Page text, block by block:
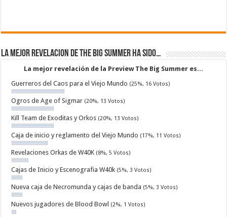
La mejor revelacion de The Big Summer ha sido…
La mejor revelación de la Preview The Big Summer es...
Guerreros del Caos para el Viejo Mundo (25%, 16 Votos)
Ogros de Age of Sigmar (20%, 13 Votos)
Kill Team de Exoditas y Orkos (20%, 13 Votos)
Caja de inicio y reglamento del Viejo Mundo (17%, 11 Votos)
Revelaciones Orkas de W40K (8%, 5 Votos)
Cajas de Inicio y Escenografia W40k (5%, 3 Votos)
Nueva caja de Necromunda y cajas de banda (5%, 3 Votos)
Nuevos jugadores de Blood Bowl (2%, 1 Votos)